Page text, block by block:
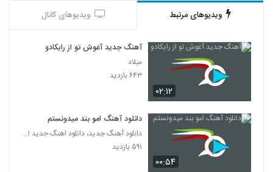
ویدیوهای مرتبط ویدیوهای کانال
۰۲:۱۲
آهنگ جدید آغوش تو از رایکادو
میلاد
۶۴۳ بازدید
۰۰:۵۴
دانلود آهنگ امو بند میدونستم
دانلود آهنگ جدید، دانلود اهنگ جدید ایرانی
۵۹۱ بازدید